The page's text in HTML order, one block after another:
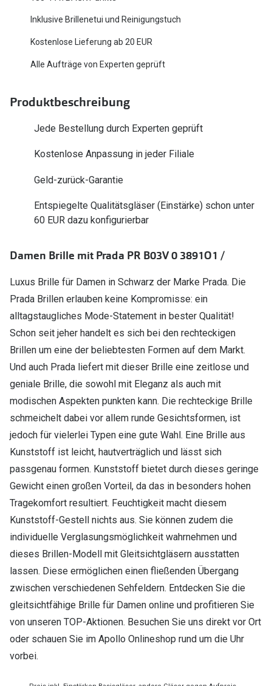
Ray-Ban Meta
Oakley Meta
Glaspakete
Glasveredelungen
Brillenglas Typen
Transitions Gläser
Stellest®-Brillengläser
Zubehör
Brillenbügel
Brillenetuis
Brillenkettchen
Inklusive Brillenetui und Reinigungstuch
Kostenlose Lieferung ab 20 EUR
Alle Aufträge von Experten geprüft
Produktbeschreibung
Jede Bestellung durch Experten geprüft
Kostenlose Anpassung in jeder Filiale
Geld-zurück-Garantie
Entspiegelte Qualitätsgläser (Einstärke) schon unter
60 EUR dazu konfigurierbar
Damen Brille mit Prada PR B03V 0 3891O1 /
Luxus Brille für Damen in Schwarz der Marke Prada. Die
Prada Brillen erlauben keine Kompromisse: ein
alltagstaugliches Mode-Statement in bester Qualität!
Schon seit jeher handelt es sich bei den rechteckigen
Brillen um eine der beliebtesten Formen auf dem Markt.
Und auch Prada liefert mit dieser Brille eine zeitlose und
geniale Brille, die sowohl mit Eleganz als auch mit
modischen Aspekten punkten kann. Die rechteckige Brille
schmeichelt dabei vor allem runde Gesichtsformen, ist
jedoch für vielerlei Typen eine gute Wahl. Eine Brille aus
Kunststoff ist leicht, hautverträglich und lässt sich
passgenau formen. Kunststoff bietet durch dieses geringe
Gewicht einen großen Vorteil, da das in besonders hohen
Tragekomfort resultiert. Feuchtigkeit macht diesem
Kunststoff-Gestell nichts aus. Sie können zudem die
individuelle Verglasungsmöglichkeit wahrnehmen und
dieses Brillen-Modell mit Gleitsichtgläsern ausstatten
lassen. Diese ermöglichen einen fließenden Übergang
zwischen verschiedenen Sehfeldern. Entdecken Sie die
gleitsichtfähige Brille für Damen online und profitieren Sie
von unseren TOP-Aktionen. Besuchen Sie uns direkt vor Ort
oder schauen Sie im Apollo Onlineshop rund um die Uhr
vorbei.